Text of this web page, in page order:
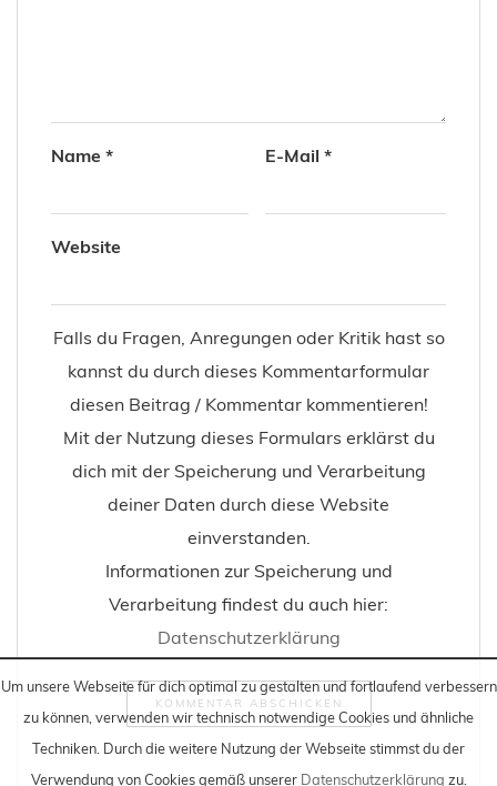
Um unsere Webseite für dich optimal zu gestalten und fortlaufend verbessern
zu können, verwenden wir technisch notwendige Cookies und ähnliche
Techniken . Durch die weitere Nutzung der Webseite stimmst du der
Verwendung von Cookies gemäß unserer Datenschutzerklärung zu.
Name * E-Mail *
Website
Falls du Fragen, Anregungen oder Kritik hast so
kannst du durch dieses Kommentarformular
diesen Beitrag / Kommentar kommentieren!
Mit der Nutzung dieses Formulars erklärst du
dich mit der Speicherung und Verarbeitung
deiner Daten durch diese Website
einverstanden.
Informationen zur Speicherung und
Verarbeitung findest du auch hier:
Datenschutzerklärung